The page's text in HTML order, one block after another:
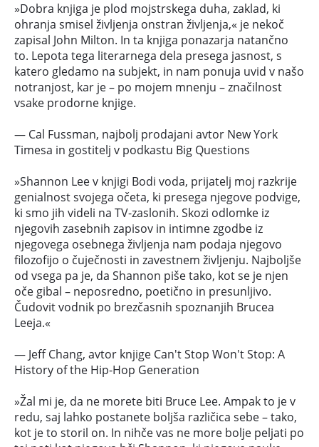
»Dobra knjiga je plod mojstrskega duha, zaklad, ki
ohranja smisel življenja onstran življenja,« je nekoč
zapisal John Milton. In ta knjiga ponazarja natančno
to. Lepota tega literarnega dela presega jasnost, s
katero gledamo na subjekt, in nam ponuja uvid v našo
notranjost, kar je – po mojem mnenju – značilnost
vsake prodorne knjige.
― Cal Fussman, najbolj prodajani avtor New York
Timesa in gostitelj v podkastu Big Questions
»Shannon Lee v knjigi Bodi voda, prijatelj moj razkrije
genialnost svojega očeta, ki presega njegove podvige,
ki smo jih videli na TV-zaslonih. Skozi odlomke iz
njegovih zasebnih zapisov in intimne zgodbe iz
njegovega osebnega življenja nam podaja njegovo
filozofijo o čuječnosti in zavestnem življenju. Najboljše
od vsega pa je, da Shannon piše tako, kot se je njen
oče gibal – neposredno, poetično in presunljivo.
Čudovit vodnik po brezčasnih spoznanjih Brucea
Leeja.«
― Jeff Chang, avtor knjige Can't Stop Won't Stop: A
History of the Hip-Hop Generation
»Žal mi je, da ne morete biti Bruce Lee. Ampak to je v
redu, saj lahko postanete boljša različica sebe – tako,
kot je to storil on. In nihče vas ne more bolje peljati po